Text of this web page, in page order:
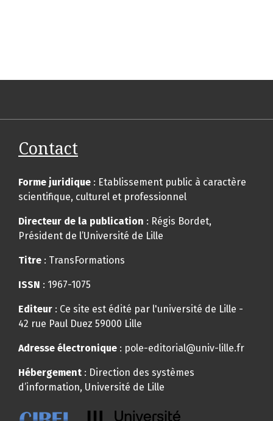
Contact
Forme juridique : Etablissement public à caractère
scientifique, culturel et professionnel
Directeur de la publication : Régis Bordet,
Président de l’Université de Lille
Titre : TransFormations
ISSN : 1967-1075
Editeur : Ce site est édité par l'université de Lille -
42 rue Paul Duez 59000 Lille
Adresse électronique : pole-editorial@univ-lille.fr
Hébergement : Direction des systèmes
d’information, Université de Lille